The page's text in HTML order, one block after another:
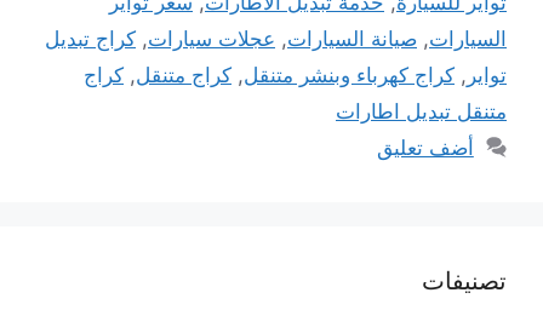
السيارات, صيانة السيارات, عجلات سيارات, كراج تبديل
تواير , كراج كهرباء وبنشر متنقل, كراج متنقل, كراج
متنقل تبديل اطارات
أضف تعليق
تصنيفات